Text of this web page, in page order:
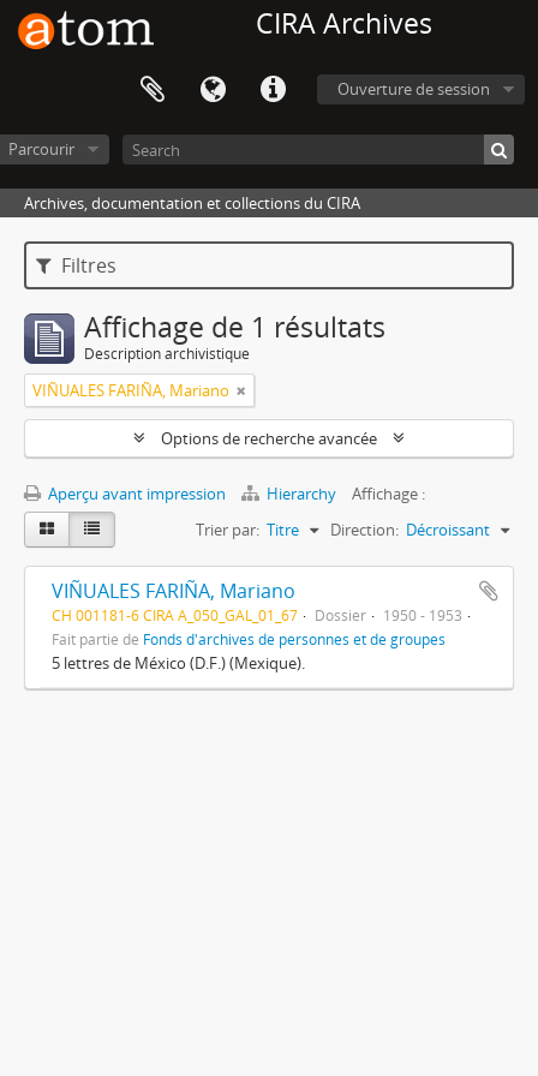
CIRA Archives
Ouverture de session
Parcourir
Archives, documentation et collections du CIRA
Filtres
Affichage de 1 résultats
Description archivistique
VIÑUALES FARIÑA, Mariano
Options de recherche avancée
Aperçu avant impression Hierarchy
Affichage :
Trier par: Titre Direction: Décroissant
VIÑUALES FARIÑA, Mariano
CH 001181-6 CIRA A_050_GAL_01_67 Dossier
1950 - 1953
Fait partie de Fonds d'archives de personnes et de groupes
5 lettres de México (D.F.) (Mexique).